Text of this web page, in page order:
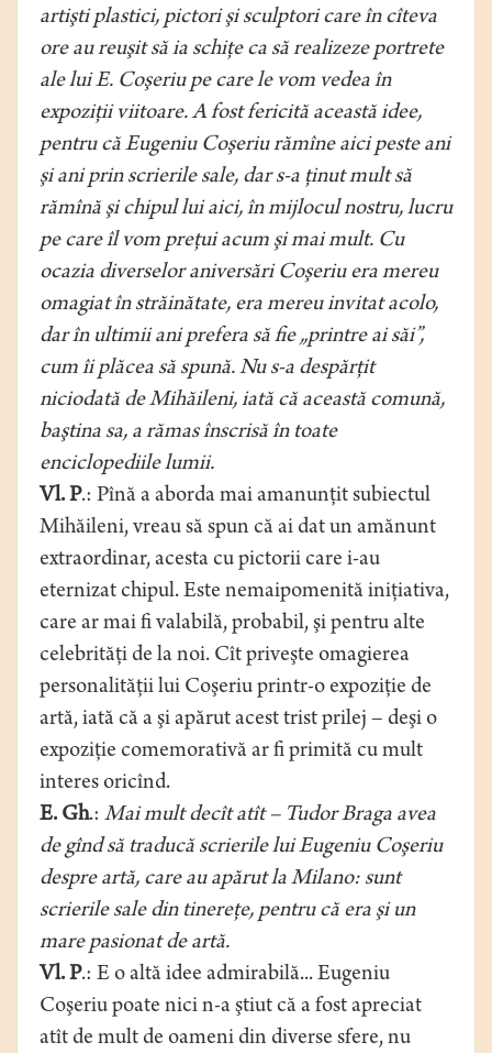
artişti plastici, pictori şi sculptori care în cîteva
ore au reuşit să ia schiţe ca să realizeze portrete
ale lui E. Coşeriu pe care le vom vedea în
expoziţii viitoare. A fost fericită această idee,
pentru că Eugeniu Coşeriu rămîne aici peste ani
şi ani prin scrierile sale, dar s-a ţinut mult să
rămînă şi chipul lui aici, în mijlocul nostru, lucru
pe care îl vom preţui acum şi mai mult. Cu
ocazia diverselor aniversări Coşeriu era mereu
omagiat în străinătate, era mereu invitat acolo,
dar în ultimii ani prefera să fie „printre ai săi”,
cum îi plăcea să spună. Nu s-a despărţit
niciodată de Mihăileni, iată că această comună,
baştina sa, a rămas înscrisă în toate
enciclopediile lumii.
Vl. P.: Pînă a aborda mai amanunţit subiectul
Mihăileni, vreau să spun că ai dat un amănunt
extraordinar, acesta cu pictorii care i-au
eternizat chipul. Este nemaipomenită iniţiativa,
care ar mai fi valabilă, probabil, şi pentru alte
celebrităţi de la noi. Cît priveşte omagierea
personalităţii lui Coşeriu printr-o expoziţie de
artă, iată că a şi apărut acest trist prilej – deşi o
expoziţie comemorativă ar fi primită cu mult
interes oricînd.
E. Gh.: Mai mult decît atît – Tudor Braga avea
de gînd să traducă scrierile lui Eugeniu Coşeriu
despre artă, care au apărut la Milano: sunt
scrierile sale din tinereţe, pentru că era şi un
mare pasionat de artă.
Vl. P.: E o altă idee admirabilă... Eugeniu
Coşeriu poate nici n-a ştiut că a fost apreciat
atît de mult de oameni din diverse sfere, nu